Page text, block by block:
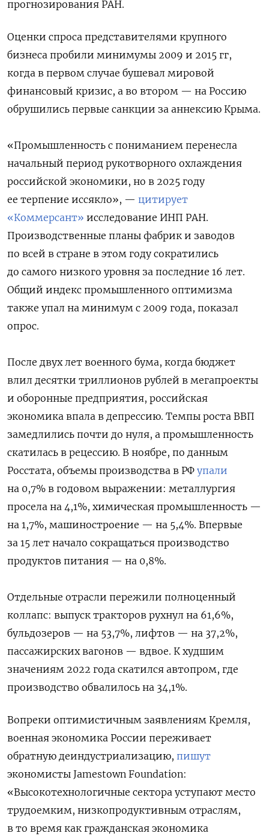
прогнозирования РАН.
Оценки спроса представителями крупного
бизнеса пробили минимумы 2009 и 2015 гг,
когда в первом случае бушевал мировой
финансовый кризис, а во втором — на Россию
обрушились первые санкции за аннексию Крыма.
«Промышленность с пониманием перенесла
начальный период рукотворного охлаждения
российской экономики, но в 2025 году
ее терпение иссякло», — цитирует
«Коммерсант» исследование ИНП РАН.
Производственные планы фабрик и заводов
по всей в стране в этом году сократились
до самого низкого уровня за последние 16 лет.
Общий индекс промышленного оптимизма
также упал на минимум с 2009 года, показал
опрос.
После двух лет военного бума, когда бюджет
влил десятки триллионов рублей в мегапроекты
и оборонные предприятия, российская
экономика впала в депрессию. Темпы роста ВВП
замедлились почти до нуля, а промышленность
скатилась в рецессию. В ноябре, по данным
Росстата, объемы производства в РФ упали
на 0,7% в годовом выражении: металлургия
просела на 4,1%, химическая промышленность —
на 1,7%, машиностроение — на 5,4%. Впервые
за 15 лет начало сокращаться производство
продуктов питания — на 0,8%.
Отдельные отрасли пережили полноценный
коллапс: выпуск тракторов рухнул на 61,6%,
бульдозеров — на 53,7%, лифтов — на 37,2%,
пассажирских вагонов — вдвое. К худшим
значениям 2022 года скатился автопром, где
производство обвалилось на 34,1%.
Вопреки оптимистичным заявлениям Кремля,
военная экономика России переживает
обратную деиндустриализацию, пишут
экономисты Jamestown Foundation:
«Высокотехнологичные сектора уступают место
трудоемким, низкопродуктивным отраслям,
в то время как гражданская экономика